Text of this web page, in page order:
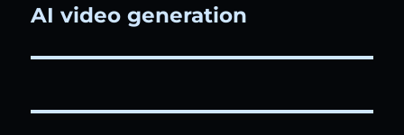
ゲ
ー
次
投
AI video generation